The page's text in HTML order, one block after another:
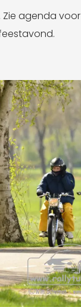
Zie agenda voor